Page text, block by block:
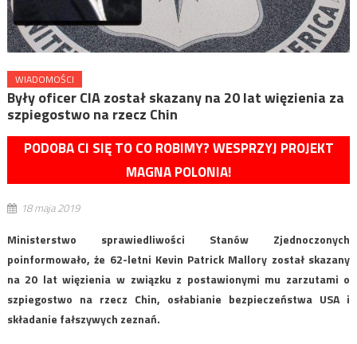
WIADOMOŚCI
Były oficer CIA został skazany na 20 lat więzienia za
szpiegostwo na rzecz Chin
PODOBA CI SIĘ TO CO ROBIMY? WESPRZYJ PROJEKT
MAGNA POLONIA!
18 maja 2019
Ministerstwo sprawiedliwości Stanów Zjednoczonych
poinformowało, że 62-letni Kevin Patrick Mallory został skazany
na 20 lat więzienia w związku z postawionymi mu zarzutami o
szpiegostwo na rzecz Chin, osłabianie bezpieczeństwa USA i
składanie fałszywych zeznań.